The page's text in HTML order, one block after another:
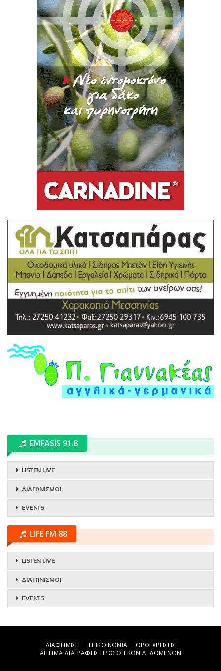
EMFASIS 91.8
LISTEN LIVE
ΔΙΑΓΩΝΙΣΜΟΙ
EVENTS
LIFE FM 88
LISTEN LIVE
ΔΙΑΓΩΝΙΣΜΟΙ
EVENTS
ΔΙΑΦΗΜΙΣΗ ΕΠΙΚΟΙΝΩΝΙΑ
ΟΡΟΙ ΧΡΗΣΗΣ
ΑΙΤΗΜΑ ΔΙΑΓΡΑΦΗΣ ΠΡΟΣΩΠΙΚΩΝ ΔΕΔΟΜΕΝΩΝ